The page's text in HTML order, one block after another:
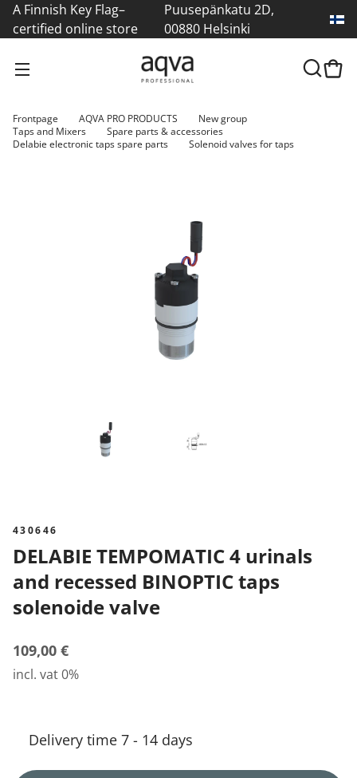
A Finnish Key Flag–
certified online store
Puusepänkatu 2D,
00880 Helsinki
Frontpage AQVA PRO PRODUCTS
New group
Taps and Mixers
Spare parts & accessories
Delabie electronic taps spare parts
Solenoid valves for taps
430646
DELABIE TEMPOMATIC 4 urinals
and recessed BINOPTIC taps
solenoide valve
109,00 €
incl. vat 0%
Delivery time 7 - 14 days